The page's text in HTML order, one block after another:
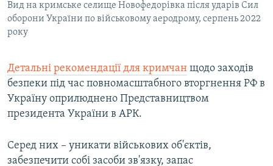
Вид на кримське селище Новофедорівка після ударів Сил
оборони України по військовому аеродрому, серпень 2022
року
Детальні рекомендації для кримчан щодо заходів
безпеки під час повномасштабного вторгнення РФ в
Україну оприлюднено Представництвом
президента України в АРК.
Серед них – уникати військових об'єктів,
забезпечити собі засоби зв'язку, запас